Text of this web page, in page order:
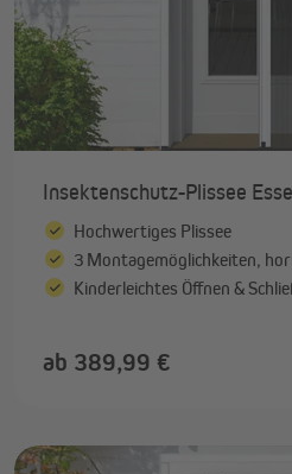
Insektenschutz-Plissee
Hochwertiges Plissee
3 Montagemöglichkeiten,
Kinderleichtes Öffnen &
ab 389,99 €